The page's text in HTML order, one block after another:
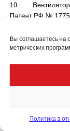
Вы соглашаетесь на
метрических
Политика в
10.
Патент РФ №
11.
(Красноштейн А.
проветриваемых